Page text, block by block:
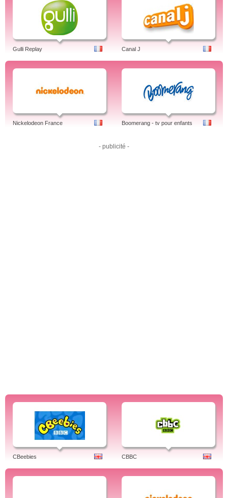
Gulli Replay Canal J
Nickelodeon France Boomerang - tv pour enfants
- publicité -
CBeebies CBBC